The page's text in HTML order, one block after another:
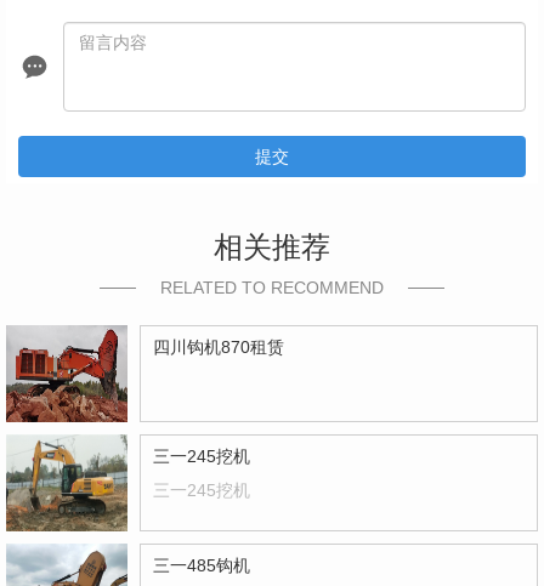
提交
相关推荐
RELATED TO RECOMMEND
四川钩机870租赁
三一245挖机
三一245挖机
三一485钩机